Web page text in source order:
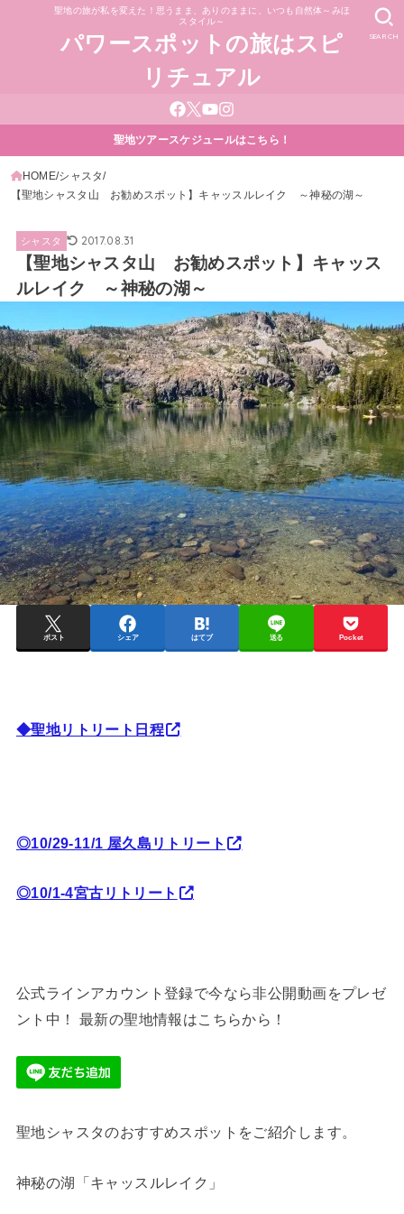
聖地の旅が私を変えた！思うまま、ありのままに、いつも自然体～みほ
スタイル～
パワースポットの旅はスピ
リチュアル
SEARCH
聖地ツアースケジュールはこちら！
HOME シャスタ
【聖地シャスタ山 お勧めスポット】キャッスルレイク ～神秘の湖～
シャスタ 2017.08.31
【聖地シャスタ山 お勧めスポット】キャッス
ルレイク ～神秘の湖～
ポスト シェア はてブ 送る Pocket
◆聖地リトリート日程
◎10/29-11/1 屋久島リトリート
◎10/1-4宮古リトリート
公式ラインアカウント登録で今なら非公開動画をプレゼ
ント中！ 最新の聖地情報はこちらから！
聖地シャスタのおすすめスポットをご紹介します。
神秘の湖「キャッスルレイク」